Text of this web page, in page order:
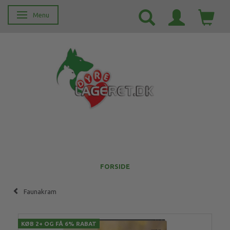
Skifte navigation
Menu
FORSIDE
Faunakram
KØB 2+ OG FÅ 6% RABAT